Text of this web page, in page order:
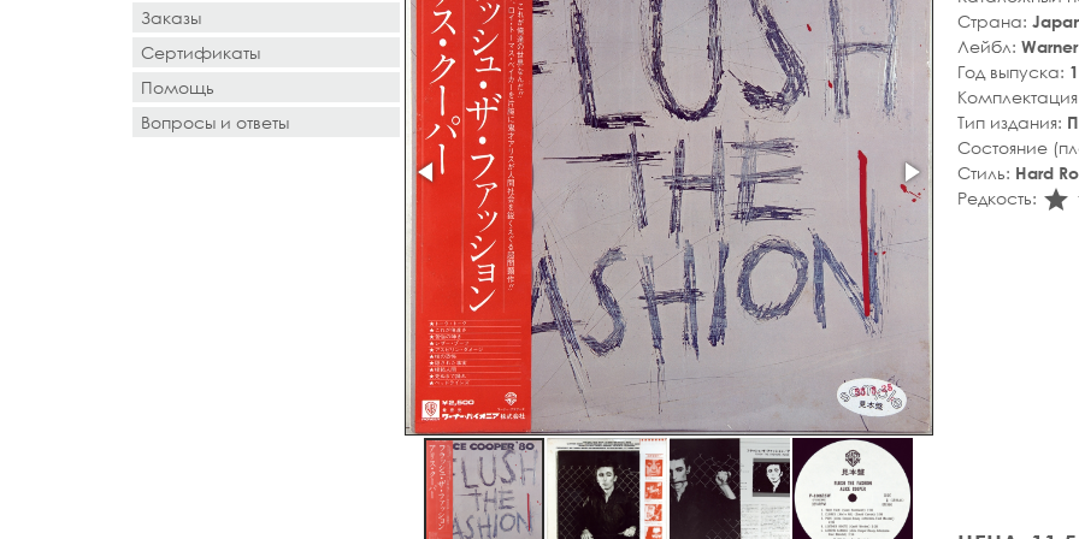
Заказы
Сертификаты
Помощь
Вопросы и ответы
Страна:
Лейбл:
Год выпуска:
Тип издания:
Состояние
Стиль: Hard
Редкость: